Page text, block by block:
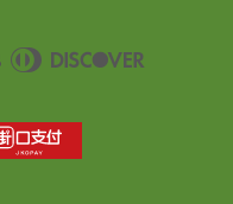
JCB
Diners